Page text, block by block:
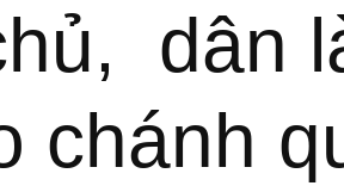
dân
chánh